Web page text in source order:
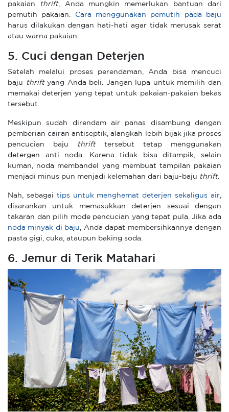
pakaian
thrift, Anda mungkin memerlukan bantuan dari
pemutih pakaian.
Cara menggunakan pemutih pada baju
harus dilakukan dengan hati-hati agar tidak merusak serat
atau warna pakaian.
5. Cuci dengan Deterjen
Setelah melalui proses perendaman, Anda bisa mencuci
baju
thriftyang Anda beli. Jangan lupa untuk memilih dan
memakai deterjen yang tepat untuk pakaian-pakaian bekas
tersebut.
Meskipun sudah direndam air panas disambung dengan
pemberian cairan antiseptik, alangkah lebih bijak jika proses
pencucian baju
thrift tersebut tetap menggunakan
detergen anti noda. Karena tidak bisa ditampik, selain
kuman, noda membandel yang membuat tampilan pakaian
menjadi minus pun menjadi kelemahan dari baju-baju thrift.
Nah, sebagai tips untuk menghemat deterjen sekaligus air
disarankan untuk memasukkan deterjen sesuai dengan
takaran dan pilih mode pencucian yang tepat pula. Jika ada
noda minyak di baju
, Anda dapat membersihkannya dengan
pasta gigi, cuka, ataupun baking soda.
6. Jemur di Terik Matahari